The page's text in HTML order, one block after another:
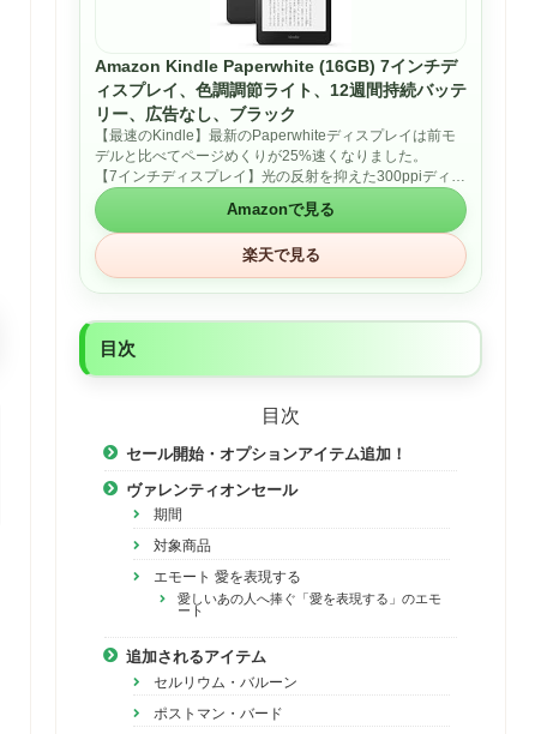
Amazon Kindle Paperwhite (16GB) 7インチデ
ィスプレイ、色調調節ライト、12週間持続バッテ
リー、広告なし、ブラック
【最速のKindle】最新のPaperwhiteディスプレイは前モ
デルと比べてページめくりが25%速くなりました。
【7インチディスプレイ】光の反射を抑えた300ppiディス
プレイで紙のような読み心地を。
【読書の時間を贅沢に】Eメールやソーシャルメディアな
どの通知に気を取られることなく、本に集中できる読書
のための専用端末。
【最大12週間バッテリー】USB-C対応、一度のフル充電
で最大12週間続くバッテリー。
【色調調節ライト】ホワイトからアンバーに色の暖かさ
を調節して、自分にとって読みやすい色合いを。
【防水機能】IPX8等級の防水機能搭載。うっかり水がか
かってしまっても、バスタブに落としてしまっても安
【本棚をまるごと手の中に】16GBのストレージで、数千
【Kindle Unlimited】会員登録(有料)すれば、500万冊以
上の本・マンガ・雑誌・洋書が読み放題。新しいお気に
入りがきっと見つかります。
Amazonで見る
楽天で見る
目次
目次
セール開始・オプションアイテム追加！
ヴァレンティオンセール
期間
対象商品
エモート 愛を表現する
愛しいあの人へ捧ぐ「愛を表現する」のエモ
ート
追加されるアイテム
セルリウム・バルーン
ポストマン・バード